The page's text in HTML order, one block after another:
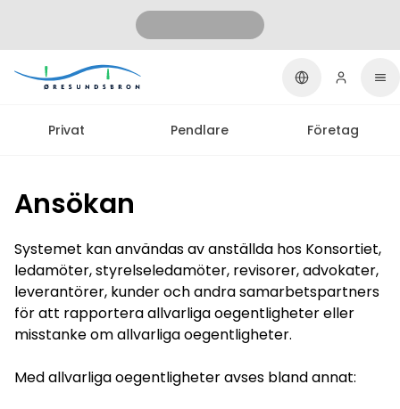
Privat Pendlare Företag
Ansökan
Systemet kan användas av anställda hos Konsortiet,
ledamöter, styrelseledamöter, revisorer, advokater,
leverantörer, kunder och andra samarbetspartners
för att rapportera allvarliga oegentligheter eller
misstanke om allvarliga oegentligheter.
Med allvarliga oegentligheter avses bland annat: